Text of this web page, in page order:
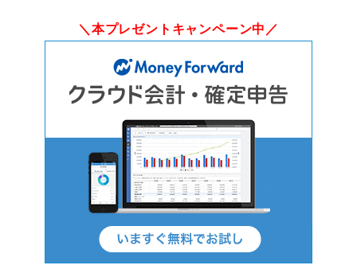
＼本プレゼントキャンペーン中／